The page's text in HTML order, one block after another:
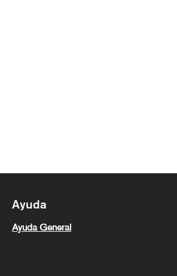
Ayuda
Ayuda General